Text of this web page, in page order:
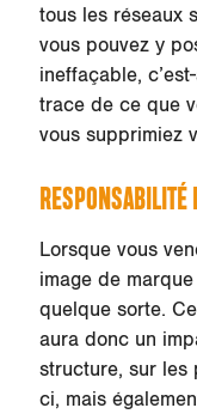
tous les réseaux
vous pouvez y
ineffaçable,
trace de ce que
vous supprimiez
RESPONSABILITÉ
Lorsque vous
image de
quelque sorte.
aura donc un
structure, sur les
ci, mais